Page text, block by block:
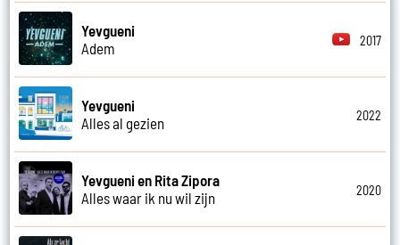
Yevgueni
Adem
2017
Yevgueni
Alles al gezien
2022
Yevgueni en Rita Zipora
Alles waar ik nu wil zijn
2020